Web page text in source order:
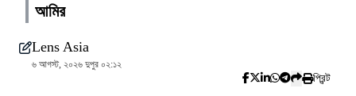
আমির
Lens Asia
৬ আগস্ট, ২০২৬ দুপুর ০২:১২
প্রিন্ট